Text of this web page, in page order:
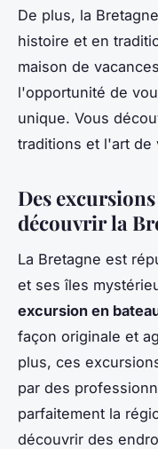
De plus, la
histoire et en
maison de
l'opportunité de
unique. Vous
traditions et l'art de
Des
découvrir la
La Bretagne est
et ses îles
excursion en
façon originale et
plus, ces
par des
parfaitement la
découvrir des